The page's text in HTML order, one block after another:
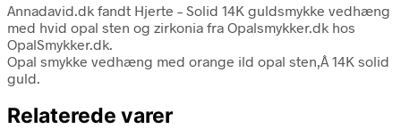
Annadavid.dk fandt Hjerte – Solid 14K guldsmykke vedhæng
med hvid opal sten og zirkonia fra Opalsmykker.dk hos
OpalSmykker.dk.
Opal smykke vedhæng med orange ild opal sten,Â 14K solid
guld.
Relaterede varer